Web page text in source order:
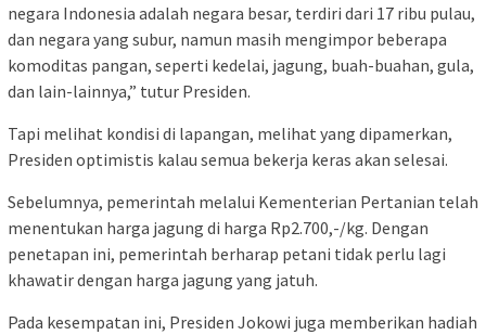
negara Indonesia adalah negara besar, terdiri dari 17 ribu pulau,
dan negara yang subur, namun masih mengimpor beberapa
komoditas pangan, seperti kedelai, jagung, buah-buahan, gula,
dan lain-lainnya,” tutur Presiden.
Tapi melihat kondisi di lapangan, melihat yang dipamerkan,
Presiden optimistis kalau semua bekerja keras akan selesai.
Sebelumnya, pemerintah melalui Kementerian Pertanian telah
menentukan harga jagung di harga Rp2.700,-/kg. Dengan
penetapan ini, pemerintah berharap petani tidak perlu lagi
khawatir dengan harga jagung yang jatuh.
Pada kesempatan ini, Presiden Jokowi juga memberikan hadiah